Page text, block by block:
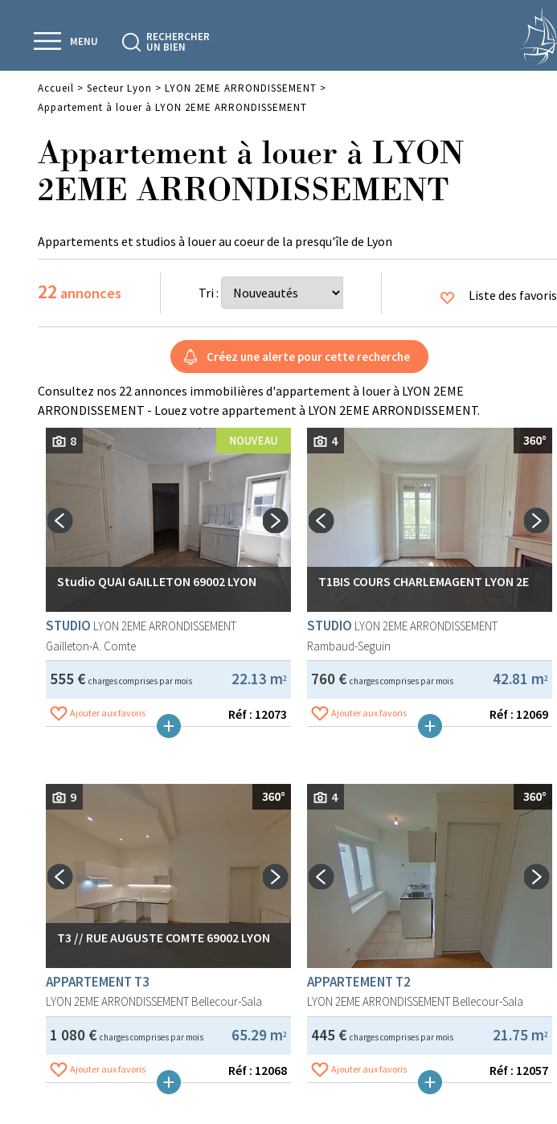
RECHERCHER
UN BIEN
MENU
Accueil > Secteur Lyon > LYON 2EME ARRONDISSEMENT >
Appartement à louer à LYON 2EME ARRONDISSEMENT
Appartement à louer à LYON
2EME ARRONDISSEMENT
Appartements et studios à louer au coeur de la presqu'île de Lyon
22 annonces Tri : Liste des favoris
Consultez nos 22 annonces immobilières d'appartement à louer à LYON 2EME
ARRONDISSEMENT - Louez votre appartement à LYON 2EME ARRONDISSEMENT.
8
Studio QUAI GAILLETON 69002 LYON
STUDIO LYON 2EME ARRONDISSEMENT
Gailleton-A. Comte
22.13 m2
555 € charges comprises par mois
Ajouter aux favoris Réf : 12073
4
T1BIS COURS CHARLEMAGENT LYON 2E
STUDIO LYON 2EME ARRONDISSEMENT
Rambaud-Seguin
42.81 m2
760 € charges comprises par mois
Ajouter aux favoris Réf : 12069
9
T3 // RUE AUGUSTE COMTE 69002 LYON
APPARTEMENT T3
LYON 2EME ARRONDISSEMENT Bellecour-Sala
65.29 m2
1 080 € charges comprises par mois
Ajouter aux favoris Réf : 12068
4
APPARTEMENT T2
LYON 2EME ARRONDISSEMENT Bellecour-Sala
21.75 m2
445 € charges comprises par mois
Ajouter aux favoris Réf : 12057